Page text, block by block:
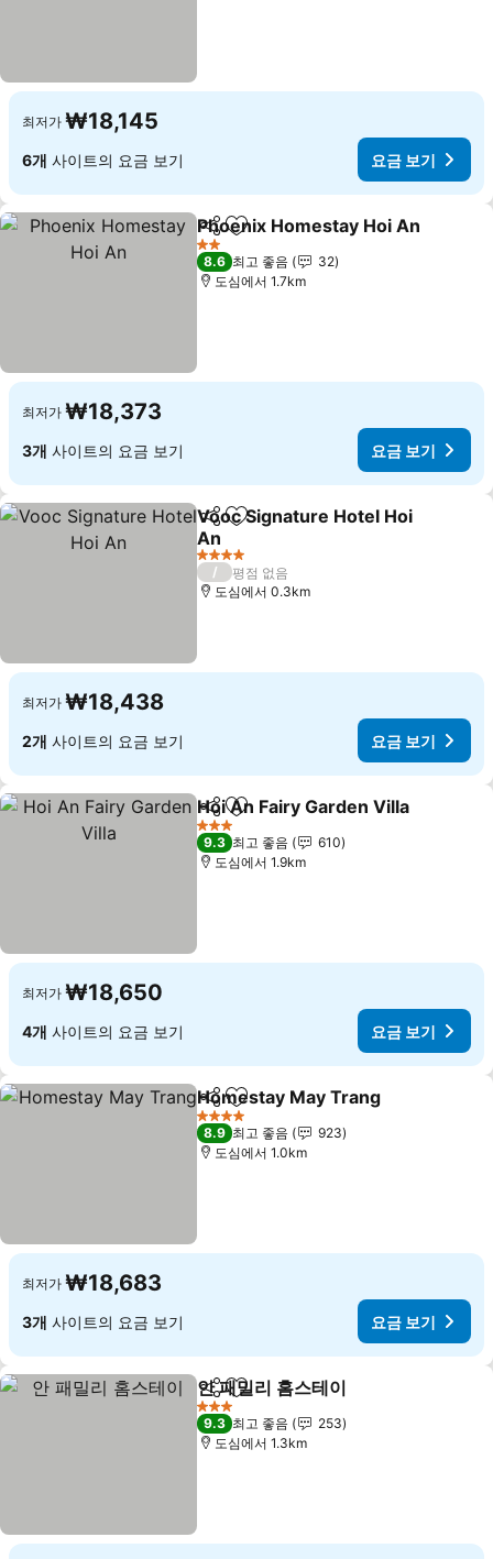
최저가 ₩18,145
6개 사이트의 요금 보기 요금 보기
공유 즐겨찾기에 추가
Phoenix Homestay Hoi An
2 성급
8.6 최고 좋음
32
도심에서 1.7km
최저가 ₩18,373
3개 사이트의 요금 보기 요금 보기
공유 즐겨찾기에 추가
Vooc Signature Hotel Hoi
An
요금 보기
4 성급
/
평점 없음
도심에서 0.3km
최저가 ₩18,438
2개 사이트의 요금 보기 요금 보기
공유 즐겨찾기에 추가
Hoi An Fairy Garden Villa
3 성급
9.3 최고 좋음
610
도심에서 1.9km
최저가 ₩18,650
4개 사이트의 요금 보기 요금 보기
공유 즐겨찾기에 추가
Homestay May Trang
4 성급
8.9 최고 좋음
923
도심에서 1.0km
최저가 ₩18,683
3개 사이트의 요금 보기 요금 보기
공유 즐겨찾기에 추가
안 패밀리 홈스테이
3 성급
9.3 최고 좋음
253
도심에서 1.3km